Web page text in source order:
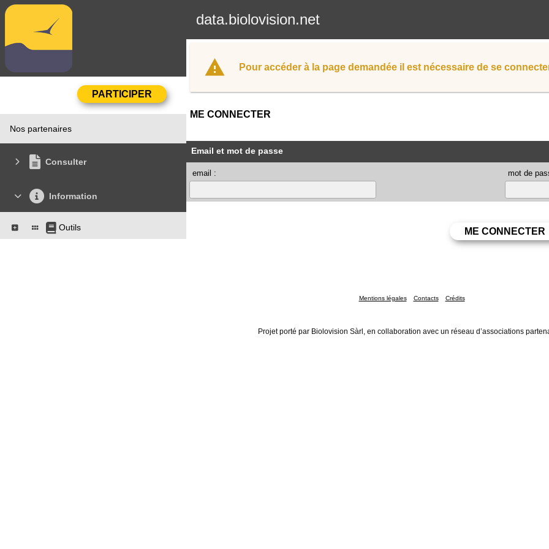
data.biolovision.net
Nos partenaires
Consulter
Information
Outils
Pour accéder à la page demandée il est nécessaire de se
ME CONNECTER
Email et mot de passe
email : mot de
Mentions légales Contacts Crédits
Projet porté par Biolovision Sàrl, en collaboration avec un réseau d’associations